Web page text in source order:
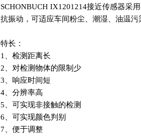
SCHONBUCH IX1201214接近传感器采
抗振动，可适应车间粉尘、潮湿、油温污
特长：
1、检测距离长
2、对检测物体的限制少
3、响应时间短
4、分辨率高
5、可实现非接触的检测
6、可实现颜色判别
7、便于调整